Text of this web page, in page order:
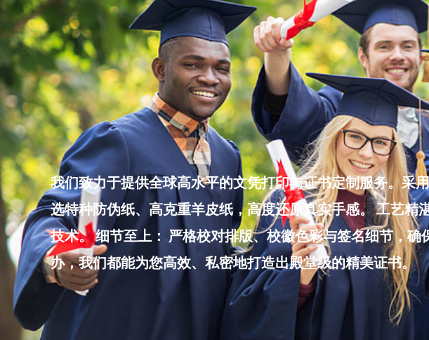
Skip
to
content
我们致力于提供全球高水平的文凭打印与证书定制服务。采
选特种防伪纸、高克重羊皮纸，高度还原真实手感。 工艺
技术。 细节至上： 严格校对排版、校徽色彩与签名细节，
办，我们都能为您高效、私密地打造出殿堂级的精美证书。